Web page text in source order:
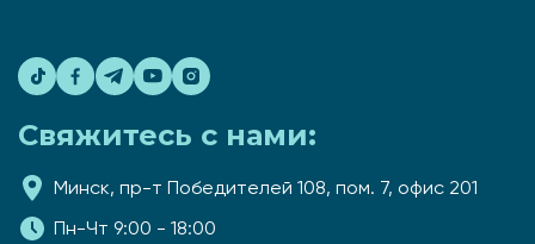
Свяжитесь с нами:
Минск, пр-т Победителей 108, пом. 7, офис 201
Пн-Чт 9:00 - 18:00